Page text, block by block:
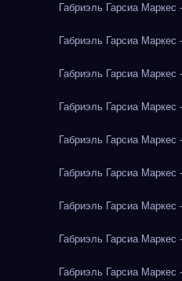
Габриэль Гарсиа
Габриэль Гарсиа
Габриэль Гарсиа
Габриэль Гарсиа
Габриэль Гарсиа
Габриэль Гарсиа
Габриэль Гарсиа
Габриэль Гарсиа
Габриэль Гарсиа